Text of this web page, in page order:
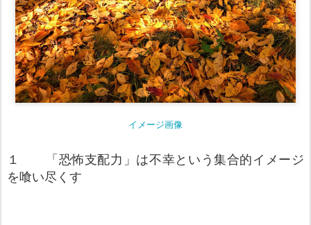
イメージ画像
１ 「恐怖支配力」は不幸という集合的イメージ
を喰い尽くす